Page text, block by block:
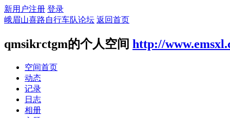
新用户注册 登录
峨眉山喜路自行车队论坛 返回首页
qmsikrctgm的个人空间 http://
空间首页
动态
记录
日志
相册